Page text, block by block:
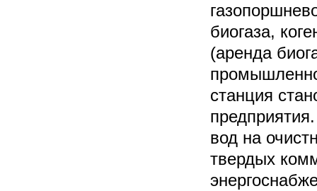
биогаза,
(аренда
станция
вод на
твердых